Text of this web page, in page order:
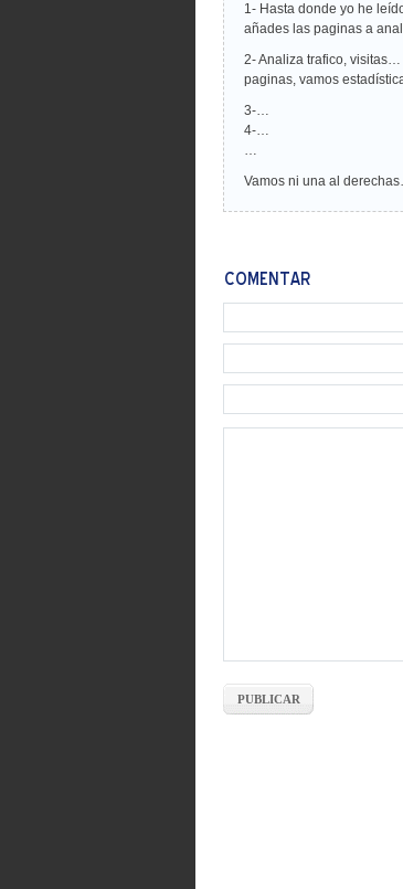
1- Hasta donde yo he
añades las paginas a
2- Analiza trafico,
paginas, vamos
3-…
4-…
…
Vamos ni una al